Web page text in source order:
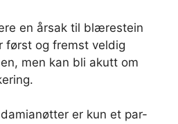
en årsak til blærestein
først og fremst veldig
men kan bli akutt om
er kun et par-